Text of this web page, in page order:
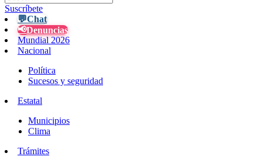
Suscríbete
💬Chat
📢Denuncias
Mundial 2026
Nacional
Política
Sucesos y seguridad
Estatal
Municipios
Clima
Trámites